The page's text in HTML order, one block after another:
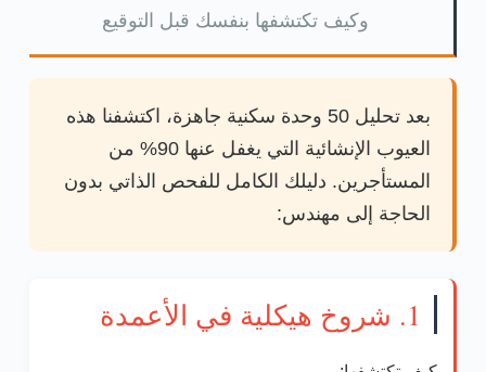
وكيف تكتشفها بنفسك قبل التوقيع
بعد تحليل 50 وحدة سكنية جاهزة، اكتشفنا هذه
العيوب الإنشائية التي يغفل عنها 90% من
المستأجرين. دليلك الكامل للفحص الذاتي بدون
الحاجة إلى مهندس:
1. شروخ هيكلية في الأعمدة